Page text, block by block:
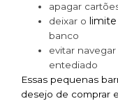
apagar
deixar o
banco
evitar
entediado
Essas pequenas
desejo de comprar